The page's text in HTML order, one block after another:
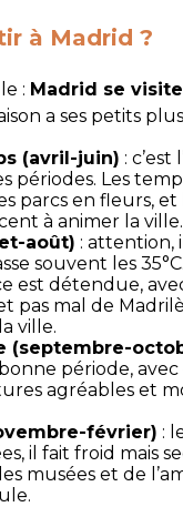
à Madrid ?
: Madrid se
a ses petits
(avril-juin) : c’est
périodes. Les
parcs en fleurs, et
à animer la ville.
août) : attention,
souvent les
est détendue,
pas mal de
ville.
(septembre-
période, avec
agréables et
février) :
il fait froid mais
musées et de